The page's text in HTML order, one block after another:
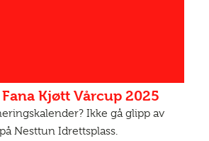
Kjøtt Vårcup 2025
Ikke gå glipp av
Nesttun Idrettsplass.